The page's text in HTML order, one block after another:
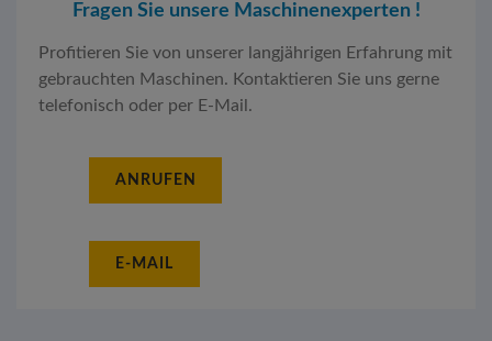
Fragen Sie unsere Maschinenexperten !
Profitieren Sie von unserer langjährigen Erfahrung mit
gebrauchten Maschinen. Kontaktieren Sie uns gerne
telefonisch oder per E-Mail.
ANRUFEN
E-MAIL